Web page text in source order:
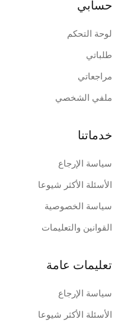
حسابي
لوحة التحكم
طلباتي
مراجعاتي
ملفي الشخصي
خدماتنا
سياسة الإرجاع
الأسئلة الأكثر شيوعا
سياسة الخصوصية
القوانين والتعليمات
تعليمات عامة
سياسة الإرجاع
الأسئلة الأكثر شيوعا